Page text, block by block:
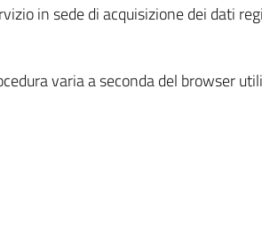
in sede di acquisizione dei dati
varia a seconda del browser